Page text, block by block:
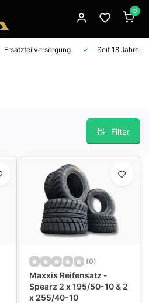
0
Ersatzteilversorgung Seit 18 Jahren
Filter
(0)
Maxxis Reifensatz -
Spearz 2 x 195/50-10 & 2
x 255/40-10